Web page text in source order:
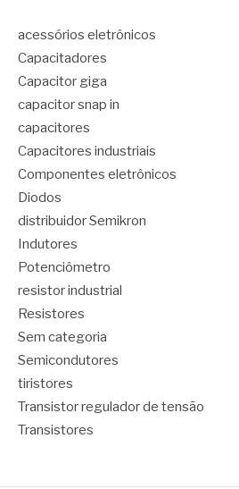
acessórios eletrônicos
Capacitadores
Capacitor giga
capacitor snap in
capacitores
Capacitores industriais
Componentes eletrônicos
Diodos
distribuidor Semikron
Indutores
Potenciômetro
resistor industrial
Resistores
Sem categoria
Semicondutores
tiristores
Transistor regulador de tensão
Transistores